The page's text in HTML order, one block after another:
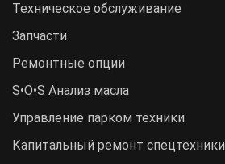
Техническое обслуживание
Запчасти
Ремонтные опции
S•O•S Анализ масла
Управление парком техники
Капитальный ремонт спецтехники